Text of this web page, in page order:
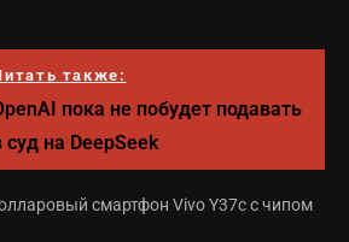
также:
пока не побудет подавать
суд на DeepSeek